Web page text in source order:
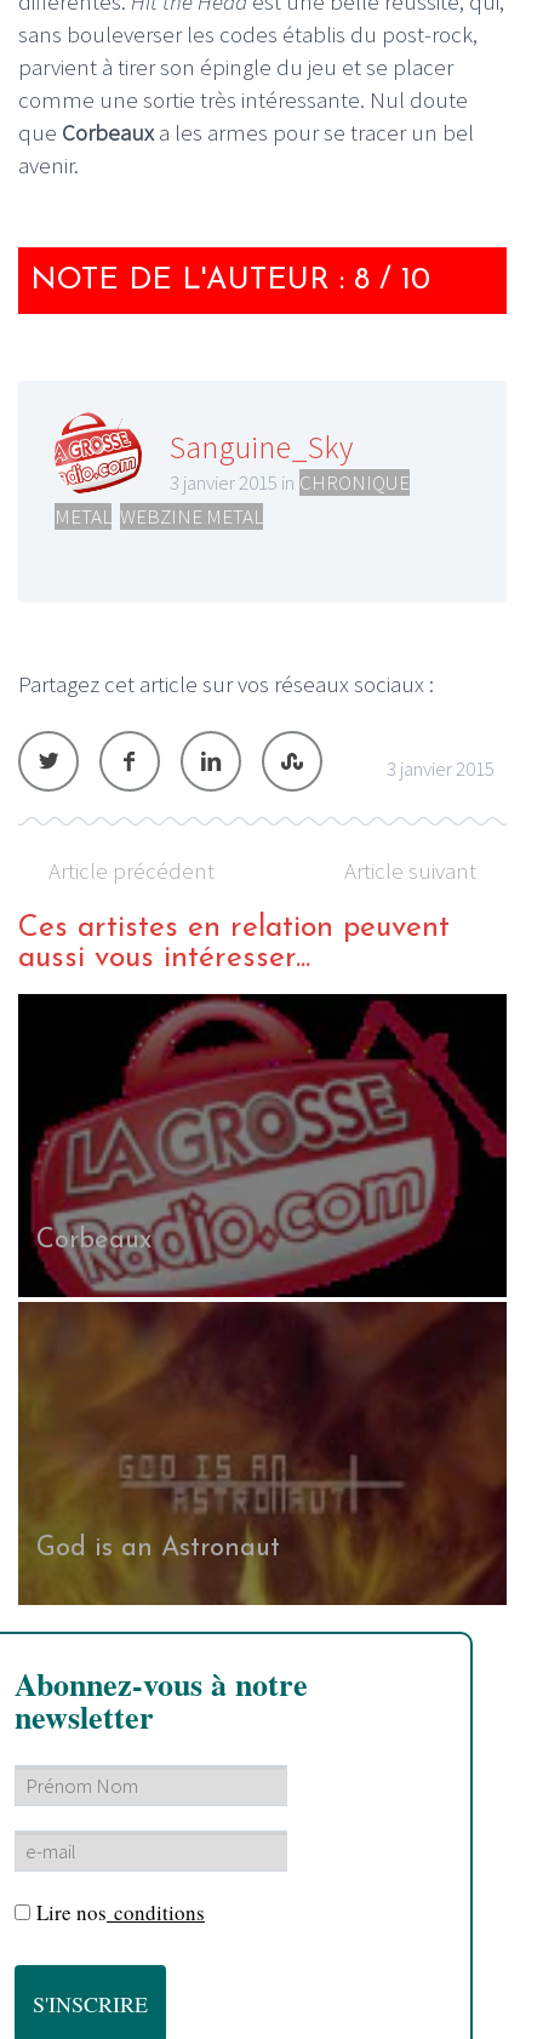
sans bouleverser les codes établis du post-rock,
parvient à tirer son épingle du jeu et se placer
comme une sortie très intéressante. Nul doute
que Corbeaux a les armes pour se tracer un bel
avenir.
NOTE DE L'AUTEUR : 8 / 10
Sanguine_Sky
3 janvier 2015 in CHRONIQUE
METAL WEBZINE METAL
Partagez cet article sur vos réseaux sociaux :
3 janvier 2015
Article précédent Article suivant
Ces artistes en relation peuvent
aussi vous intéresser...
Corbeaux
God is an Astronaut
Abonnez-vous à notre
newsletter
Lire nos conditions